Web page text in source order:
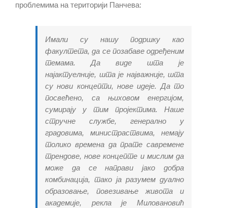
проблемима на територији Панчева:
Имали су нашу подршку као
факултета, да се позабаве одређеним
темама. Да виде шта је
најактуелније, шта је најважније, шта
су нови концепти, нове идеје. Да то
посвећено, са њиховом енергијом,
сумирају у тим пројектима. Наше
стручне службе, генерално у
градовима, министраствима, немају
толико времена да прате савремене
трендове, нове концепте и мислим да
може да се направи јако добра
комбинација, тако ја разумем дуално
образовање, повезивање живота и
академије, рекла је Миловановић